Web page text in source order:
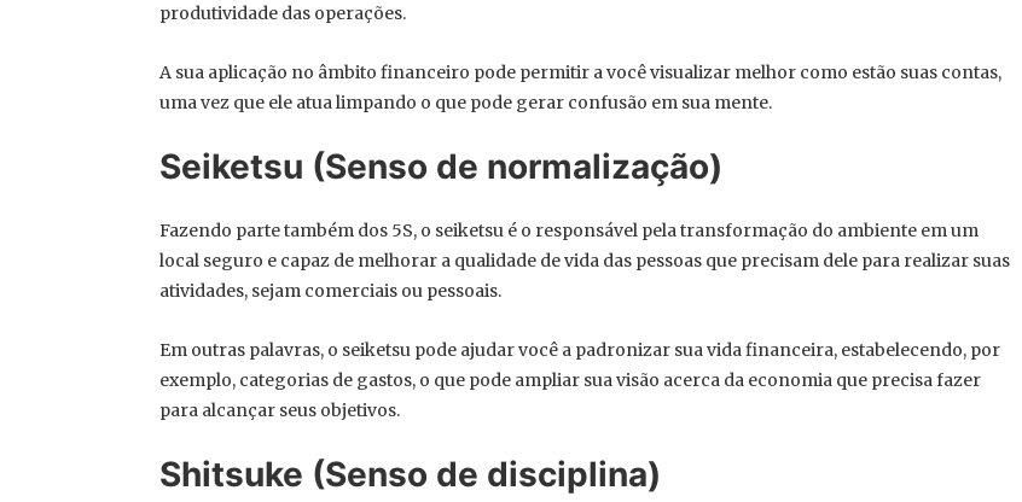
produtividade das operações.
A sua aplicação no âmbito financeiro pode permitir a você visualizar melhor como estão suas contas,
uma vez que ele atua limpando o que pode gerar confusão em sua mente.
Seiketsu (Senso de normalização)
Fazendo parte também dos 5S, o seiketsu é o responsável pela transformação do ambiente em um
local seguro e capaz de melhorar a qualidade de vida das pessoas que precisam dele para realizar suas
atividades, sejam comerciais ou pessoais.
Em outras palavras, o seiketsu pode ajudar você a padronizar sua vida financeira, estabelecendo, por
exemplo, categorias de gastos, o que pode ampliar sua visão acerca da economia que precisa fazer
para alcançar seus objetivos.
Shitsuke (Senso de disciplina)